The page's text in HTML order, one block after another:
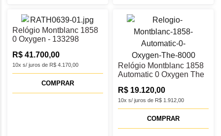
Relógio Montblanc 1858
0 Oxygen - 133298
10x s/ juros de R$ 4.170,00
R$ 41.700,00
COMPRAR
Relógio Montblanc 1858
Automatic 0 Oxygen The
10x s/ juros de R$ 1.912,00
R$ 19.120,00
COMPRAR